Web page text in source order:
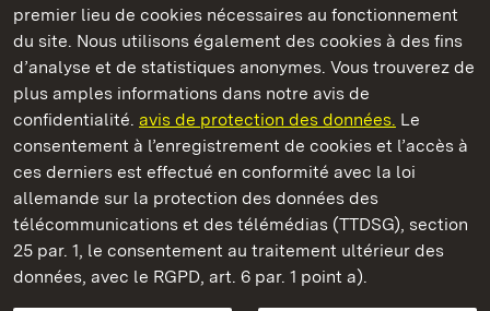
premier lieu de cookies nécessaires au fonctionnement
du site. Nous utilisons également des cookies à des fins
d’analyse et de statistiques anonymes. Vous trouverez de
plus amples informations dans notre avis de
confidentialité. avis de protection des données. Le
consentement à l’enregistrement de cookies et l’accès à
ces derniers est effectué en conformité avec la loi
allemande sur la protection des données des
télécommunications et des télémédias (TTDSG), section
25 par. 1, le consentement au traitement ultérieur des
données, avec le RGPD, art. 6 par. 1 point a).
Château résidentiel de Rastatt
Châteaux et jardins publics du Bade-Wurtemberg
Contact et InformationsFAQ et réponsesMentions légales
Protection des données
Explications sur l’accessibilité
BITV-konform (geprüfte Seiten)